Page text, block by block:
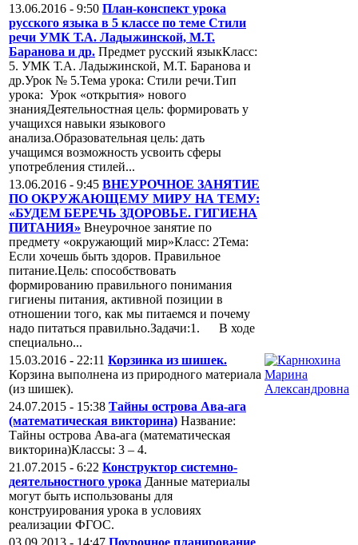
13.06.2016 - 9:50 План-конспект урока
русского языка в 5 классе по теме Стили
речи УМК Т.А. Ладыжинской, М.Т.
Баранова и др. Предмет русский языкКласс:
5. УМК Т.А. Ладыжинской, М.Т. Баранова и
др.Урок № 5.Тема урока: Стили речи.Тип
урока: Урок «открытия» нового
знанияДеятельностная цель: формировать у
учащихся навыки языкового
анализа.Образовательная цель: дать
учащимся возможность усвоить сферы
употребления стилей...
13.06.2016 - 9:45 ВНЕУРОЧНОЕ ЗАНЯТИЕ
ПО ОКРУЖАЮЩЕМУ МИРУ НА ТЕМУ:
«БУДЕМ БЕРЕЧЬ ЗДОРОВЬЕ. ГИГИЕНА
ПИТАНИЯ» Внеурочное занятие по
предмету «окружающий мир»Класс: 2Тема:
Если хочешь быть здоров. Правильное
питание.Цель: способствовать
формированию правильного понимания
гигиены питания, активной позиции в
отношении того, как мы питаемся и почему
надо питаться правильно.Задачи:1. В ходе
специально...
15.03.2016 - 22:11 Корзинка из шишек.
Корзина выполнена из природного материала
(из шишек).
24.07.2015 - 15:38 Тайны острова Ава-ага
(математическая викторина) Название:
Тайны острова Ава-ага (математическая
викторина)Классы: 3 – 4.
21.07.2015 - 6:22 Конструктор системно-
деятельностного урока Данные материалы
могут быть использованы для
конструирования урока в условиях
реализации ФГОС.
03.09.2013 - 14:47 Поурочное планирование